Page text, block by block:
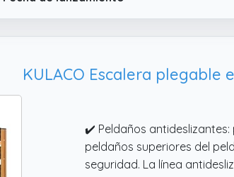
KULACO Escalera plegable
✔️ Peldaños
peldaños superiores del
seguridad. La línea